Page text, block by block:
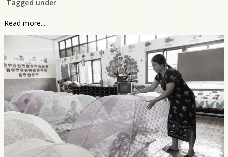
Tagged under
Read more...